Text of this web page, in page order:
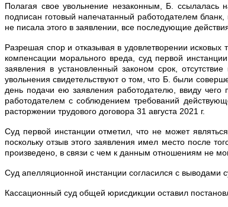
Полагая свое увольнение незаконным, Б. ссылалась
подписан готовый напечатанный работодателем
не писала этого в заявлении, все последующие
Разрешая спор и отказывая в удовлетворении
компенсации морального вреда, суд первой
заявления в установленный законом срок,
увольнения свидетельствуют о том, что Б. были
день подачи ею заявления работодателю, ввиду чего
работодателем с соблюдением требований
расторжении трудового договора 31 августа 2021 г.
Суд первой инстанции отметил, что не может
поскольку отзыв этого заявления имел место после
произведено, в связи с чем к данным отношениям не
Суд апелляционной инстанции согласился с выводами
Кассационный суд общей юрисдикции оставил